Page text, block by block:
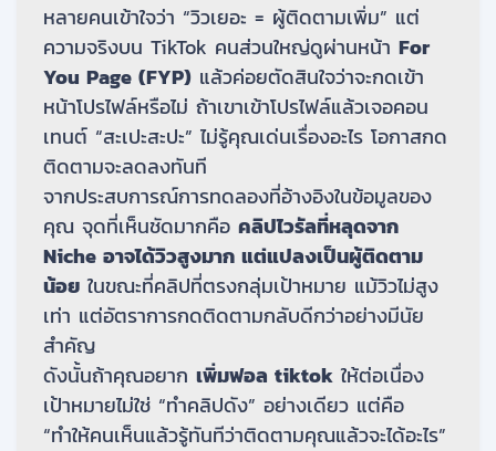
หลายคนเข้าใจว่า “วิวเยอะ = ผู้ติดตามเพิ่ม” แต่
ความจริงบน TikTok คนส่วนใหญ่ดูผ่านหน้า For
You Page (FYP) แล้วค่อยตัดสินใจว่าจะกดเข้า
หน้าโปรไฟล์หรือไม่ ถ้าเขาเข้าโปรไฟล์แล้วเจอคอน
เทนต์ “สะเปะสะปะ” ไม่รู้คุณเด่นเรื่องอะไร โอกาสกด
ติดตามจะลดลงทันที
จากประสบการณ์การทดลองที่อ้างอิงในข้อมูลของ
คุณ จุดที่เห็นชัดมากคือ คลิปไวรัลที่หลุดจาก
Niche อาจได้วิวสูงมาก แต่แปลงเป็นผู้ติดตาม
น้อย ในขณะที่คลิปที่ตรงกลุ่มเป้าหมาย แม้วิวไม่สูง
เท่า แต่อัตราการกดติดตามกลับดีกว่าอย่างมีนัย
สำคัญ
ดังนั้นถ้าคุณอยาก เพิ่มฟอล tiktok ให้ต่อเนื่อง
เป้าหมายไม่ใช่ “ทำคลิปดัง” อย่างเดียว แต่คือ
“ทำให้คนเห็นแล้วรู้ทันทีว่าติดตามคุณแล้วจะได้อะไร”